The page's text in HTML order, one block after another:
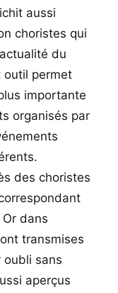
aussi
choristes qui
du
outil permet
importante
organisés par
des choristes
dans
transmises
sans
aperçus